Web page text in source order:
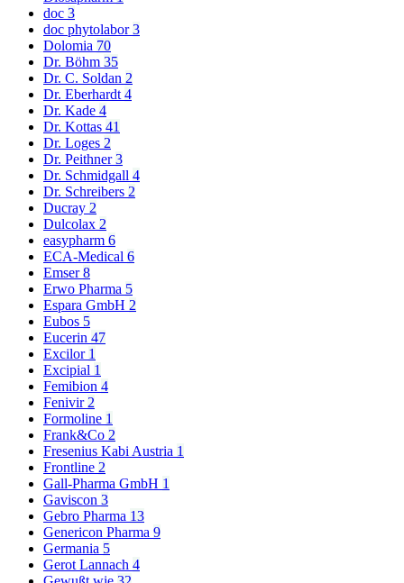
doc 3
doc phytolabor3
Dolomia 70
Dr. Böhm 35
Dr. C. Soldan 2
Dr. Eberhardt 4
Dr. Kade 4
Dr. Kottas 41
Dr. Loges 2
Dr. Peithner3
Dr. Schmidgall 4
Dr. Schreibers 2
Ducray 2
Dulcolax 2
easypharm 6
ECA-Medical 6
Emser8
Erwo Pharma 5
Espara GmbH 2
Eubos 5
Eucerin 47
Excilor 1
Excipial 1
Femibion 4
Fenivir 2
Formoline 1
Frank&Co 2
Fresenius Kabi Austria 1
Frontline 2
Gall-Pharma GmbH 1
Gaviscon 3
Gebro Pharma 13
Genericon Pharma 9
Germania 5
Gerot Lannach 4